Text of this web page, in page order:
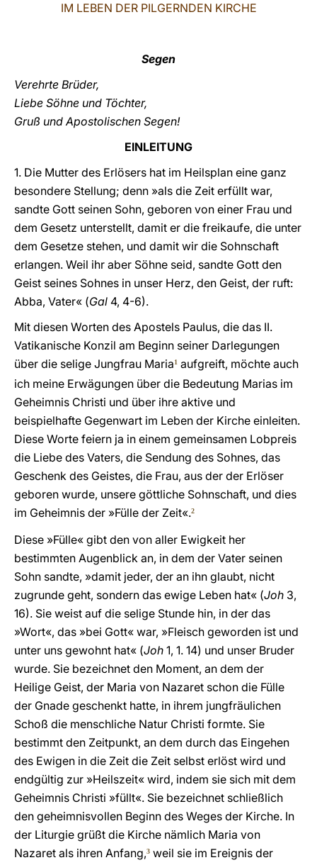
IM LEBEN DER PILGERNDEN KIRCHE
Segen
Verehrte Brüder,
Liebe Söhne und Töchter,
Gruß und Apostolischen Segen!
EINLEITUNG
1. Die Mutter des Erlösers hat im Heilsplan eine ganz
besondere Stellung; denn »als die Zeit erfüllt war,
sandte Gott seinen Sohn, geboren von einer Frau und
dem Gesetz unterstellt, damit er die freikaufe, die unter
dem Gesetze stehen, und damit wir die Sohnschaft
erlangen. Weil ihr aber Söhne seid, sandte Gott den
Geist seines Sohnes in unser Herz, den Geist, der ruft:
Abba, Vater« (Gal 4, 4-6).
Mit diesen Worten des Apostels Paulus, die das II.
Vatikanische Konzil am Beginn seiner Darlegungen
über die selige Jungfrau Maria1 aufgreift, möchte auch
ich meine Erwägungen über die Bedeutung Marias im
Geheimnis Christi und über ihre aktive und
beispielhafte Gegenwart im Leben der Kirche einleiten.
Diese Worte feiern ja in einem gemeinsamen Lobpreis
die Liebe des Vaters, die Sendung des Sohnes, das
Geschenk des Geistes, die Frau, aus der der Erlöser
geboren wurde, unsere göttliche Sohnschaft, und dies
im Geheimnis der »Fülle der Zeit«.2
Diese »Fülle« gibt den von aller Ewigkeit her
bestimmten Augenblick an, in dem der Vater seinen
Sohn sandte, »damit jeder, der an ihn glaubt, nicht
zugrunde geht, sondern das ewige Leben hat« (Joh 3,
16). Sie weist auf die selige Stunde hin, in der das
»Wort«, das »bei Gott« war, »Fleisch geworden ist und
unter uns gewohnt hat« (Joh 1, 1. 14) und unser Bruder
wurde. Sie bezeichnet den Moment, an dem der
Heilige Geist, der Maria von Nazaret schon die Fülle
der Gnade geschenkt hatte, in ihrem jungfräulichen
Schoß die menschliche Natur Christi formte. Sie
bestimmt den Zeitpunkt, an dem durch das Eingehen
des Ewigen in die Zeit die Zeit selbst erlöst wird und
endgültig zur »Heilszeit« wird, indem sie sich mit dem
Geheimnis Christi »füllt«. Sie bezeichnet schließlich
den geheimnisvollen Beginn des Weges der Kirche. In
der Liturgie grüßt die Kirche nämlich Maria von
Nazaret als ihren Anfang,3 weil sie im Ereignis der